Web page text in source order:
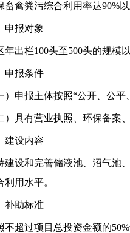
畜禽粪污综合利用率达90%
申报对象
年出栏100头至500头的规模
申报条件
）申报主体按照“公开、公平
）具有营业执照、环保备案
建设内容
建设和完善储液池、沼气池
利用 水平。
补助标准
不超过项目总投资金额的50%